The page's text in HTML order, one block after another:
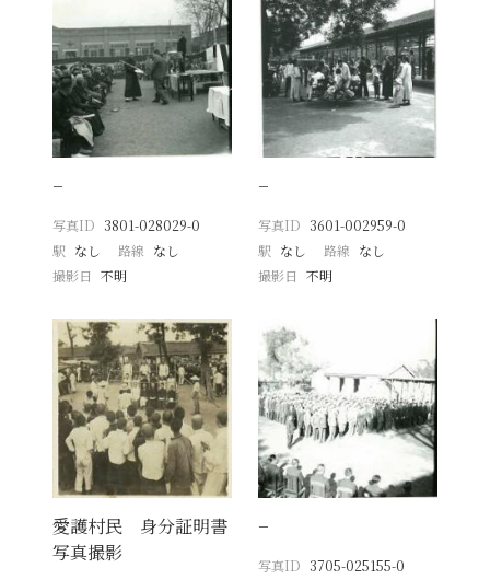
−
写真ID 3801-028029-0
駅 なし 路線 なし
撮影日
不明
−
写真ID 3601-002959-0
駅 なし 路線 なし
撮影日 不明
愛護村民 身分証明書
写真撮影
−
写真ID 3705-025155-0